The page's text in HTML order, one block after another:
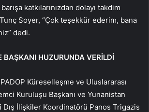
katkılarınızdan dolayı takdim
Soyer, “Çok teşekkür ederim, bana
dedi.
BAŞKANI HUZURUNDA VERİLDİ
PADOP Küreselleşme ve Uluslararası
Kuruluşu Başkanı ve Yunanistan
İlişkiler Koordinatörü Panos Trigazis